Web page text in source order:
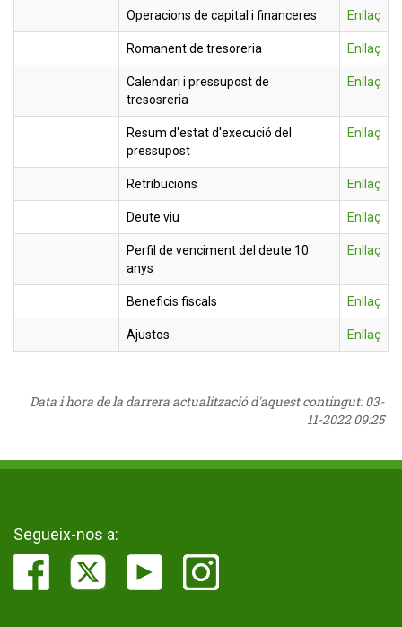
Operacions de capital i financeres Enllaç
Romanent de tresoreria Enllaç
Calendari i pressupost de
tresosreria
Enllaç
Resum d'estat d'execució del
pressupost
Enllaç
Retribucions Enllaç
Deute viu Enllaç
Perfil de venciment del deute 10
anys
Enllaç
Beneficis fiscals Enllaç
Ajustos Enllaç
Data i hora de la darrera actualització d'aquest contingut:03-
11-2022 09:25
Segueix-nos a: